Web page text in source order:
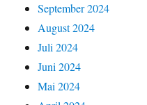
September 2024
August 2024
Juli 2024
Juni 2024
Mai 2024